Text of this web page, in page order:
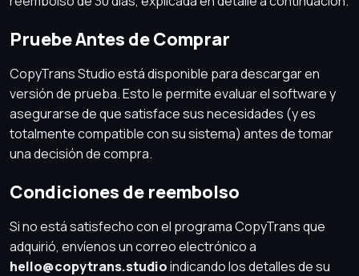
Pruebe Antes de Comprar
CopyTrans Studio está disponible para descargar en
versión de prueba. Esto le permite evaluar el software y
asegurarse de que satisface sus necesidades (y es
totalmente compatible con su sistema) antes de tomar
una decisión de compra.
Condiciones de reembolso
Si no está satisfecho con el programa CopyTrans que
adquirió, envíenos un correo electrónico a
hello@copytrans.studioindicando los detalles de su